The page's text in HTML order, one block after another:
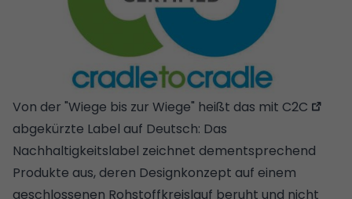
Von der "Wiege bis zur Wiege" heißt das mit C2C
abgekürzte Label auf Deutsch: Das
Nachhaltigkeitslabel zeichnet dementsprechend
Produkte aus, deren Designkonzept auf einem
geschlossenen Rohstoffkreislauf beruht und nicht